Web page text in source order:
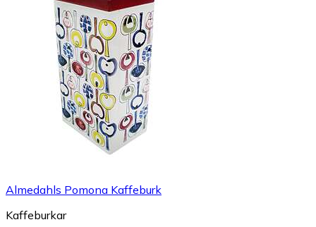
Almedahls Pomona Kaffeburk
Kaffeburkar